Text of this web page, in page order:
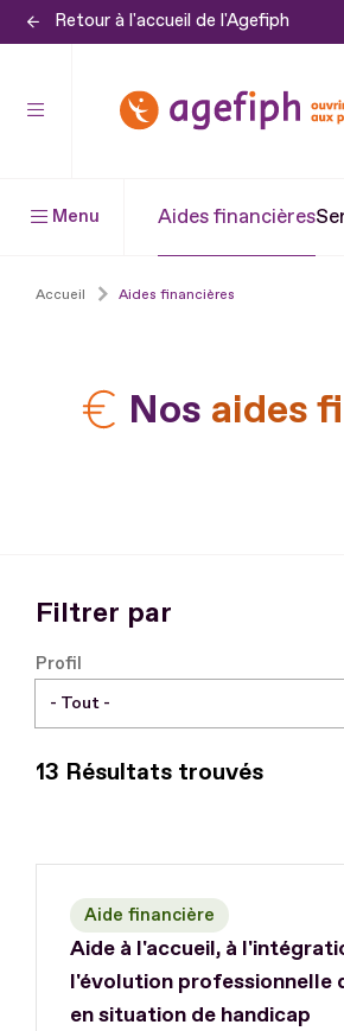
Aller
contenu
Retour à l'accueil de l'Agefiph
Menu Aides financières
Accueil Aides financières
Nos aides
Filtrer par
Profil
13 Résultats trouvés
Aide à l'accueil, à
l'évolution professionnelle
en situation de handicap
Aide financière